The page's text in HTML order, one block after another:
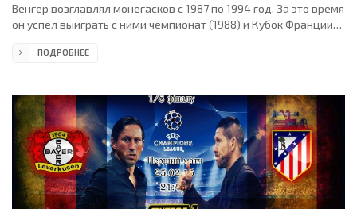
Венгер возглавлял монегасков с 1987 по 1994 год. За это время
он успел выиграть с ними чемпионат (1988) и Кубок Франции
уступил со счетом 0:2 "Вердеру". • • Третьего августа "Арсенал"
перебравшегося в "Манчестер Юнайтед" Радамеля Фалькао
отпраздновали гости.
ПОДРОБНЕЕ